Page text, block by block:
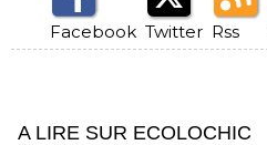
Facebook Twitter Rss
A LIRE SUR ECOLOCHIC